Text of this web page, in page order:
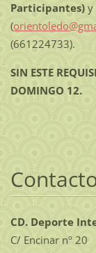
Participantes)y
(
(661224733).
SIN ESTE
DOMINGO 12.
CD. Deporte
C/ Encinar nº 20